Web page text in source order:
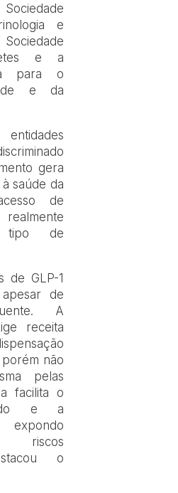
e
e a
para o
e da
gera
saúde da
de
tipo de
de GLP-1
de
A
receita
não
pelas
facilita o
e a
o